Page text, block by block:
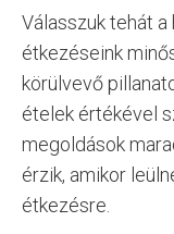
Válasszuk tehát
étkezéseink
körülvevő
ételek értékével
megoldások
érzik, amikor
étkezésre.